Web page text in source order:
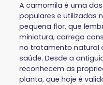
A camomila é uma
populares e utilizadas
pequena flor, que
miniatura, carrega
no tratamento natural
saúde. Desde a
reconhecem as
planta, que hoje é